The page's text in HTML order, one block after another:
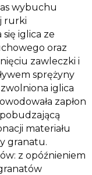
wybuchu
rurki
iglica ze
oraz
zawleczki i
sprężyny
iglica
zapłon
materiału
granatu.
z opóźnieniem